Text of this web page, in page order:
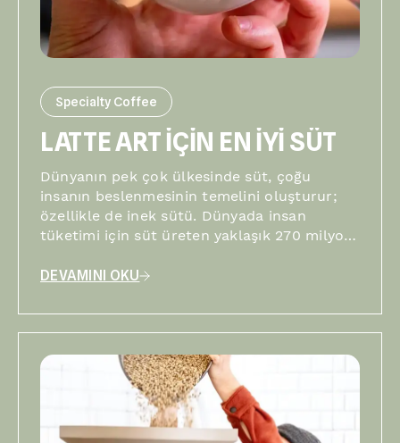
Specialty Coffee
LATTE ART İÇİN EN İYİ SÜT
Dünyanın pek çok ülkesinde süt, çoğu
insanın beslenmesinin temelini oluşturur;
özellikle de inek sütü. Dünyada insan
tüketimi için süt üreten yaklaşık 270 milyon
diğer kültürler soya gibi bitki sütlerini
DEVAMINI OKU